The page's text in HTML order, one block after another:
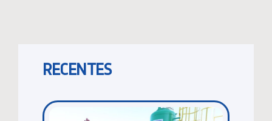
RECENTES